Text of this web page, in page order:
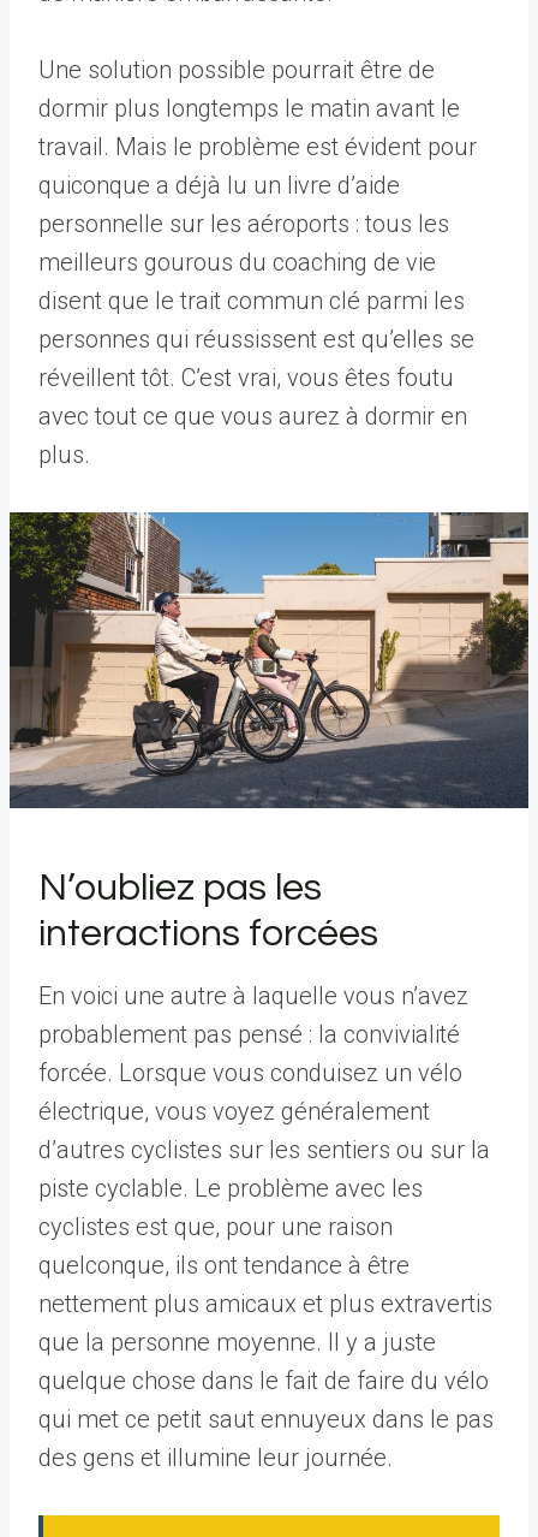
Une solution possible pourrait être de
dormir plus longtemps le matin avant le
travail. Mais le problème est évident pour
quiconque a déjà lu un livre d’aide
personnelle sur les aéroports : tous les
meilleurs gourous du coaching de vie
disent que le trait commun clé parmi les
personnes qui réussissent est qu’elles se
réveillent tôt. C’est vrai, vous êtes foutu
avec tout ce que vous aurez à dormir en
plus.
N’oubliez pas les
interactions forcées
En voici une autre à laquelle vous n’avez
probablement pas pensé : la convivialité
forcée. Lorsque vous conduisez un vélo
électrique, vous voyez généralement
d’autres cyclistes sur les sentiers ou sur la
piste cyclable. Le problème avec les
cyclistes est que, pour une raison
quelconque, ils ont tendance à être
nettement plus amicaux et plus extravertis
que la personne moyenne. Il y a juste
quelque chose dans le fait de faire du vélo
qui met ce petit saut ennuyeux dans le pas
des gens et illumine leur journée.